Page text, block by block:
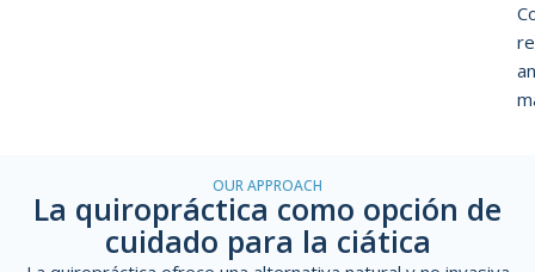
OUR APPROACH
La quiropráctica como opción de
cuidado para la ciática